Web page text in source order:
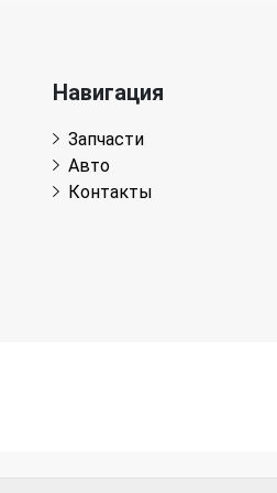
Навигация
Запчасти
Авто
Контакты